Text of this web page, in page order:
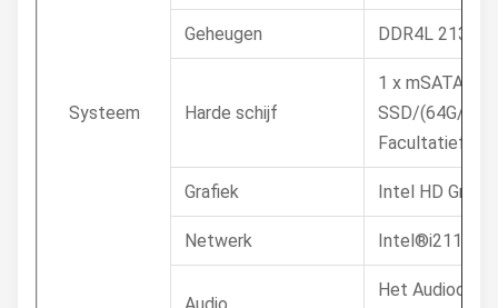
Systeem
Geheugen DDR4L
Harde schijf
1 x mSATA 32G
SSD/(64G/
Facultatief
Grafiek Intel HD
Netwerk Intel®i211
Het